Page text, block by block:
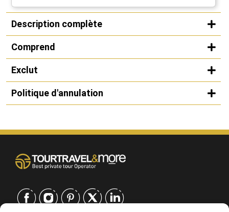
Description complète
Comprend
Exclut
Politique d'annulation